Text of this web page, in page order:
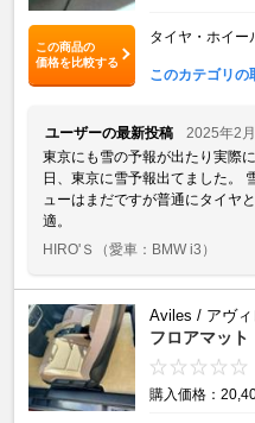
この商品の
価格を比較する
タイヤ・ホイー
このカテゴリの
ユーザーの最新投稿
2025年2
東京にも雪の予報が出たり実際
日、東京に雪予報出てました。
ューはまだですが普通にタイヤ
適。
HIRO'Ｓ
（愛車：BMW i3）
Aviles / アヴィ
フロアマット
購入価格：